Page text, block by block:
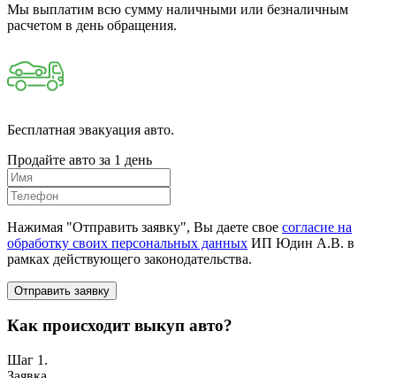
Мы выплатим всю сумму наличными или безналичным
расчетом в день обращения.
Бесплатная эвакуация авто.
Продайте авто за 1 день
Нажимая "Отправить заявку", Вы даете свое согласие на
обработку своих персональных данных ИП Юдин А.В. в
рамках действующего законодательства.
Отправить заявку
Как происходит выкуп авто?
Шаг 1.